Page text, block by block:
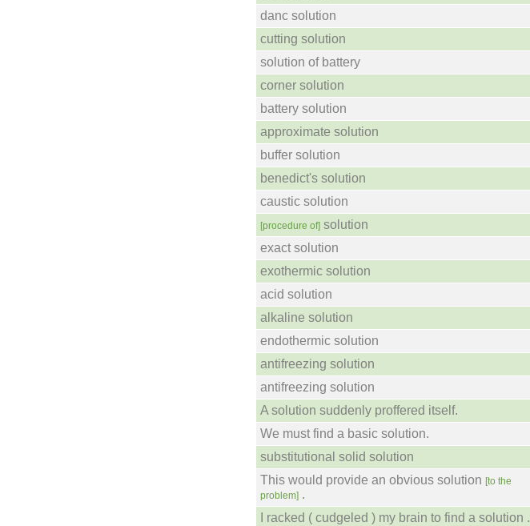
danc solution
cutting solution
solution of battery
corner solution
battery solution
approximate solution
buffer solution
benedict's solution
caustic solution
[procedure of] solution
exact solution
exothermic solution
acid solution
alkaline solution
endothermic solution
antifreezing solution
antifreezing solution
A solution suddenly proffered itself.
We must find a basic solution.
substitutional solid solution
This would provide an obvious solution [to the
problem] .
I racked ( cudgeled ) my brain to find a solution .